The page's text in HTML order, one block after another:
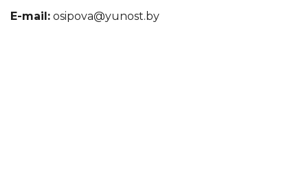
E-mail: osipova@yunost.by